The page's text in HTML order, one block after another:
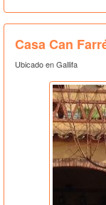
Casa Can
Ubicado en Gallifa